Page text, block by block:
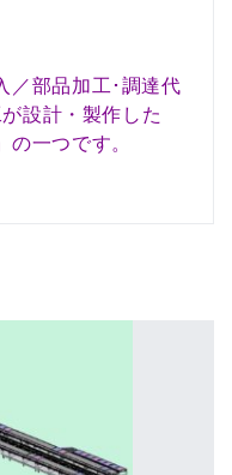
／部品加工･調達代
設計・製作した
の一つです。